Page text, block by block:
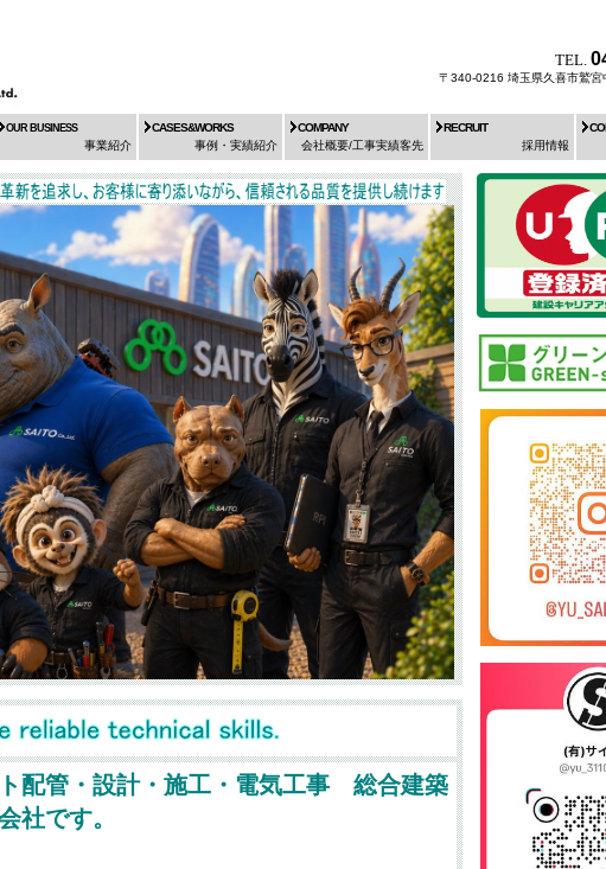
TEL.
〒340-0216 埼玉県久喜市鷲宮
配管・設計・施工・電気工事 総合建築
社です。
事業紹介
OUR BUSINESS
事例・実績紹介
CASES&WORKS
会社概要/工事実績客先
COMPANY
採用情報
RECRUIT